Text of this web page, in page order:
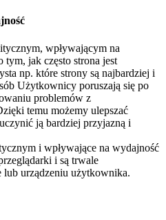
wpływającym na
jak często strona jest
np. które strony są najbardziej i
Użytkownicy poruszają się po
problemów z
temu możemy ulepszać
ją bardziej przyjazną i
i wpływające na wydajność
i są trwale
lub urządzeniu użytkownika.